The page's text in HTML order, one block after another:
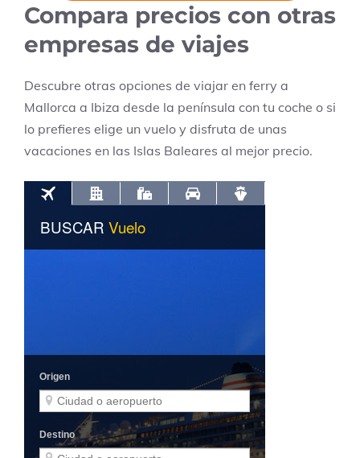
Compara precios con otras
empresas de viajes
Descubre otras opciones de viajar en ferry a
Mallorca a Ibiza desde la península con tu coche o si
lo prefieres elige un vuelo y disfruta de unas
vacaciones en las Islas Baleares al mejor precio.